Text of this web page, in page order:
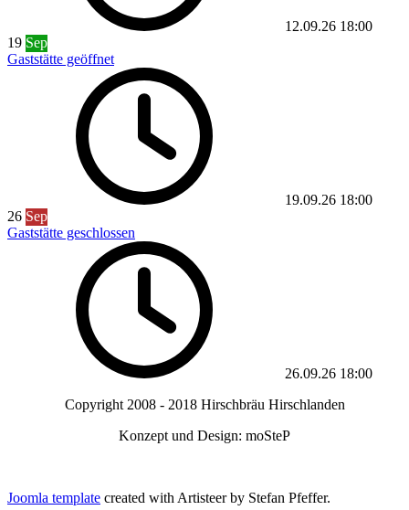
12.09.26 18:00
19 Sep
Gaststätte geöffnet
19.09.26 18:00
26 Sep
Gaststätte geschlossen
26.09.26 18:00
Copyright 2008 - 2018 Hirschbräu Hirschlanden
Konzept und Design: moSteP
Joomla template created with Artisteer by Stefan Pfeffer.